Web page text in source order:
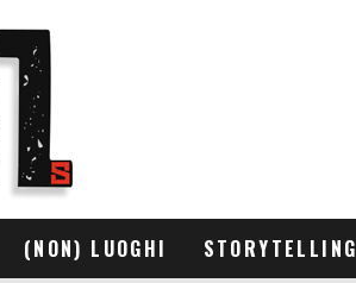
(NON) LUOGHI STORYTELLING